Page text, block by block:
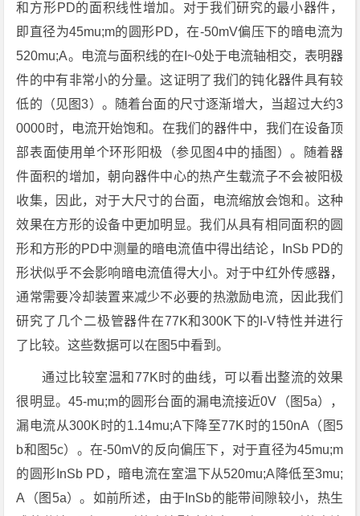
和方形PD的面积线性增加。对于我们研究的最小器件，
即直径为45mu;m的圆形PD，在-50mV偏压下的暗电流为
520mu;A。电流与面积线的在I~0处于电流轴相交，表明器
件的中有非常小的分量。这证明了我们的钝化器件具有较
低的（见图3）。随着台面的尺寸逐渐增大，当超过大约3
0000时，电流开始饱和。在我们的器件中，我们在设备顶
部表面使用单个环形阳极（参见图4中的插图）。随着器
件面积的增加，朝向器件中心的热产生载流子不会被阳极
收集，因此，对于大尺寸的台面，电流缩放会饱和。这种
效果在方形的设备中更加明显。我们从具有相同面积的圆
形和方形的PD中测量的暗电流值中得出结论，InSb PD的
形状似乎不会影响暗电流值得大小。对于中红外传感器，
通常需要冷却装置来减少不必要的热激励电流，因此我们
研究了几个二极管器件在77K和300K下的I-V特性并进行
了比较。这些数据可以在图5中看到。
通过比较室温和77K时的曲线，可以看出整流的效果
很明显。45-mu;m的圆形台面的漏电流接近0V（图5a），
漏电流从300K时的1.14mu;A下降至77K时的150nA（图5
b和图5c）。在-50mV的反向偏压下，对于直径为45mu;m
的圆形InSb PD，暗电流在室温下从520mu;A降低至3mu;
A（图5a）。如前所述，由于InSb的能带间隙较小，热生